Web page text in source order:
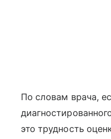
По словам врача,
это трудность